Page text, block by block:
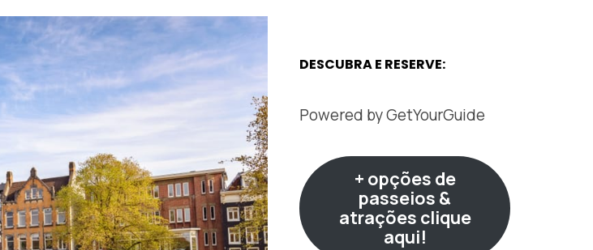
DESCUBRA E RESERVE:
Powered byGetYourGuide
+ opções de
passeios &
atrações clique
aqui!